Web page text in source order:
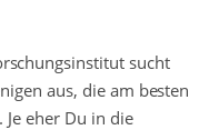
sucht
aus, die am besten
eher Du in die